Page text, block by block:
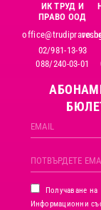
ИК ТРУД И
ПРАВО ООД
02/981-13-93
088/240-03-01
Получаване на
Информационни